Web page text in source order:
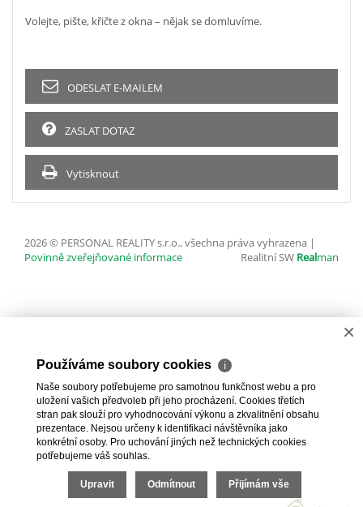
Volejte, pište, křičte z okna – nějak se domluvíme.
ODESLAT E-MAILEM
ZASLAT DOTAZ
Vytisknout
2026 © PERSONAL REALITY s.r.o., všechna práva vyhrazena |
Povinně zveřejňované informace
Realitní SW Realman
×
Používáme soubory cookies ℹ
Naše soubory potřebujeme pro samotnou funkčnost webu a pro
uložení vašich předvoleb při jeho procházení. Cookies třetích
stran pak slouží pro vyhodnocování výkonu a zkvalitnění obsahu
prezentace. Nejsou určeny k identifikaci návštěvníka jako
konkrétní osoby. Pro uchování jiných než technických cookies
potřebujeme váš souhlas.
Upravit Odmítnout Přijímám vše